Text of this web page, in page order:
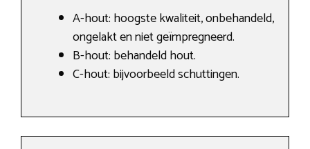
A-hout: hoogste kwaliteit, onbehandeld,
ongelakt en niet geïmpregneerd.
B-hout: behandeld hout.
C-hout: bijvoorbeeld schuttingen.